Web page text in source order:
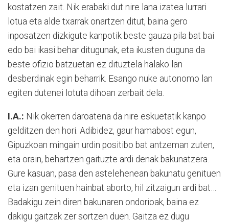
kostatzen zait. Nik erabaki dut nire lana izatea lurrari
lotua eta alde txarrak onartzen ditut, baina gero
inposatzen dizkigute kanpotik beste gauza pila bat bai
edo bai ikasi behar ditugunak, eta ikusten duguna da
beste ofizio batzuetan ez dituztela halako lan
desberdinak egin beharrik. Esango nuke autonomo lan
egiten dutenei lotuta dihoan zerbait dela.
I.A.: Nik okerren daroatena da nire eskuetatik kanpo
gelditzen den hori. Adibidez, gaur hamabost egun,
Gipuzkoan mingain urdin positibo bat antzeman zuten,
eta orain, behartzen gaituzte ardi denak bakunatzera.
Gure kasuan, pasa den astelehenean bakunatu genituen
eta izan genituen hainbat aborto, hil zitzaigun ardi bat…
Badakigu zein diren bakunaren ondorioak, baina ez
dakigu gaitzak zer sortzen duen. Gaitza ez dugu